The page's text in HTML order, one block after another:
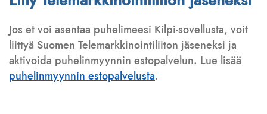
Jos et voi asentaa puhelimeesi Kilpi-sovellusta, voit
liittyä Suomen Telemarkkinointiliiton jäseneksi ja
aktivoida puhelinmyynnin estopalvelun. Lue lisää
puhelinmyynnin estopalvelusta.